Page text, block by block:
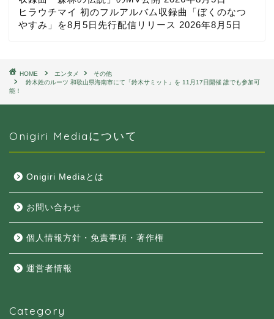
ヒラウチマイ 初のフルアルバム収録曲「ぼくのなつ
やすみ」を8月5日先行配信リリース 2026年8月5日
HOME エンタメ
その他
鈴木姓のルーツ 和歌山県海南市にて「鈴木サミット」を 11月17日開催 誰でも参加可
能！
Onigiri Mediaについて
Onigiri Mediaとは
お問い合わせ
個人情報方針・免責事項・著作権
運営者情報
Category